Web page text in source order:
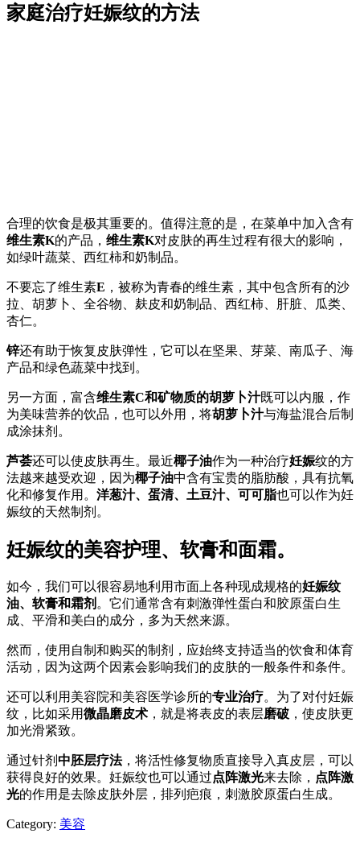
家庭治疗妊娠纹的方法
合理的饮食是极其重要的。值得注意的是，在菜单中加入含有
维生素K的产品， 维生素K对皮肤的再生过程有很大的影响，
如绿叶蔬菜、西红柿和奶制品。
不要忘了维生素E ，被称为青春的维生素，其中包含所有的沙
拉、胡萝卜、全谷物、麸皮和奶制品、西红柿、肝脏、瓜类、
杏仁。
锌还有助于恢复皮肤弹性，它可以在坚果、芽菜、南瓜子、海
产品和绿色蔬菜中找到。
另一方面，富含维生素C和矿物质的胡萝卜汁既可以内服，作
为美味营养的饮品，也可以外用，将胡萝卜汁与海盐混合后制
成涂抹剂。
芦荟还可以使皮肤再生。最近椰子油作为一种治疗妊娠纹的方
法越来越受欢迎，因为椰子油中含有宝贵的脂肪酸，具有抗氧
化和修复作用。 洋葱汁、蛋清、土豆汁、可可脂也可以作为妊
娠纹的天然制剂。
妊娠纹的美容护理、软膏和面霜。
如今，我们可以很容易地利用市面上各种现成规格的妊娠纹
油、软膏和霜剂 。它们通常含有刺激弹性蛋白和胶原蛋白生
成、平滑和美白的成分，多为天然来源。
然而，使用自制和购买的制剂，应始终支持适当的饮食和体育
活动，因为这两个因素会影响我们的皮肤的一般条件和条件。
还可以利用美容院和美容医学诊所的专业治疗。为了对付妊娠
纹，比如采用微晶磨皮术 ，就是将表皮的表层磨破 ，使皮肤更
加光滑紧致。
通过针剂 中胚层疗法，将活性修复物质直接导入真皮层，可以
获得良好的效果。妊娠纹也可以通过点阵激光来去除， 点阵激
光的作用是去除皮肤外层，排列疤痕，刺激胶原蛋白生成。
Category: 美容